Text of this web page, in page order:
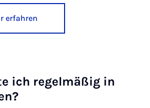
erfahren
ich re­gel­mä­ßig in